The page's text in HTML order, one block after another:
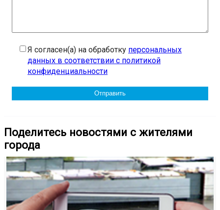
Я согласен(а) на обработку персональных
данных в соответствии с политикой
конфиденциальности
Поделитесь новостями с жителями
города